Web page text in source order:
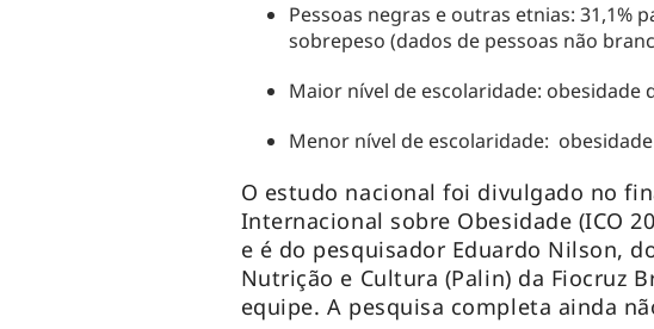
Pessoas negras e outras etnias: 31,1%
sobrepeso (dados de pessoas não
Maior nível de escolaridade: obesidade
Menor nível de escolaridade: obesidade
O estudo nacional foi divulgado no
Internacional sobre Obesidade (ICO
e é do pesquisador Eduardo Nilson,
Nutrição e Cultura (Palin) da Fiocruz
equipe. A pesquisa completa ainda